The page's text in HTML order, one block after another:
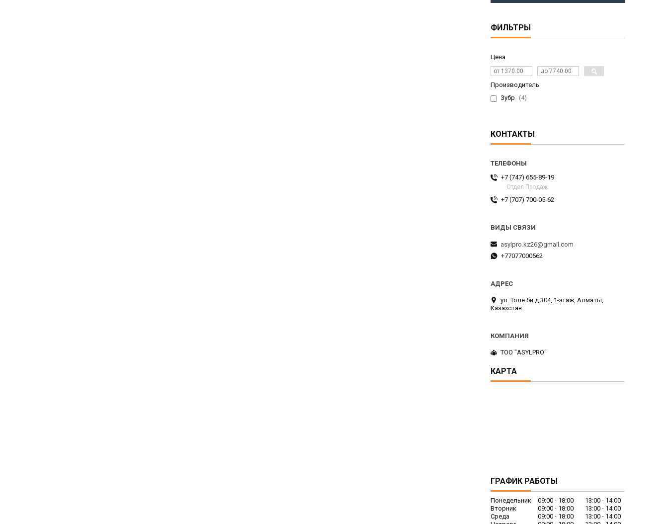
ФИЛЬТРЫ
Цена
Производитель
Зубр
4
КОНТАКТЫ
+7 (747) 655-89-19
Отдел Продаж
+7 (707) 700-05-62
asylpro.kz26@gmail.com
+77077000562
ул. Толе би д.304, 1-этаж, Алматы,
Казахстан
ТОО "ASYLPRO"
КАРТА
ГРАФИК РАБОТЫ
Понедельник 09:00 18:00 13:00
14:00
Вторник
09:00 18:00 13:00
14:00
Среда
09:00 18:00 13:00
14:00